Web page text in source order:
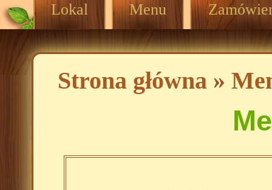
Lokal Menu
Strona główna »